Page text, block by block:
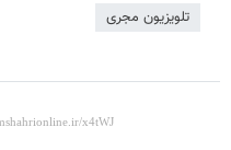
تلویزیون مجری